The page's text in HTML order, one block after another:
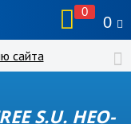
0
0
сайта
S.U. НЕО-